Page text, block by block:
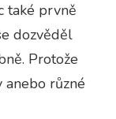
také prvně
dozvěděl
Protože
různé